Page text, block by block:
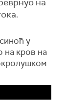
на
у
на кров на